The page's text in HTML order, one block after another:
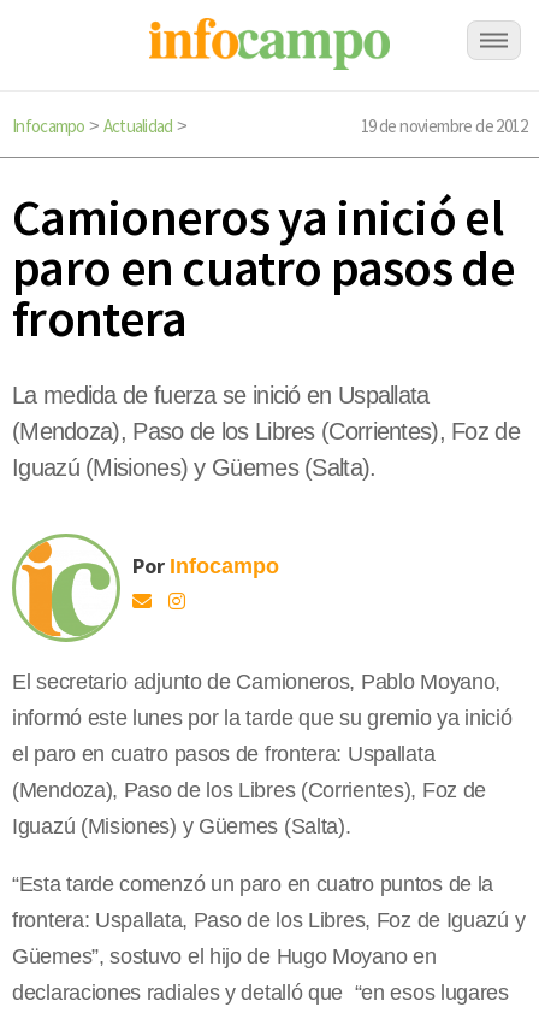
Infocampo > Actualidad > 19 de noviembre de 2012
Camioneros ya inició el
paro en cuatro pasos de
frontera
La medida de fuerza se inició en Uspallata
(Mendoza), Paso de los Libres (Corrientes), Foz de
Iguazú (Misiones) y Güemes (Salta).
Por Infocampo
El secretario adjunto de Camioneros, Pablo Moyano,
informó este lunes por la tarde que su gremio ya inició
el paro en cuatro pasos de frontera: Uspallata
(Mendoza), Paso de los Libres (Corrientes), Foz de
Iguazú (Misiones) y Güemes (Salta).
“Esta tarde comenzó un paro en cuatro puntos de la
frontera: Uspallata, Paso de los Libres, Foz de Iguazú y
Güemes”, sostuvo el hijo de Hugo Moyano en
declaraciones radiales y detalló que “en esos lugares